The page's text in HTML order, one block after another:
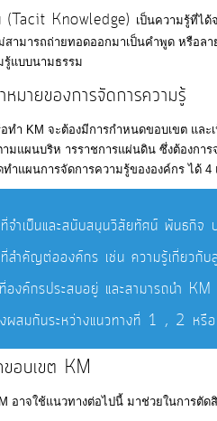
(Tacit Knowledge) เป็นความรู้ที่ไ
ม่สามารถถ่ายทอดออกมาเป็นคำพูด หรื
รู้แบบนามธรรม
หมายของการจัดการความรู้
KM จะต้องมีการกำหนดขอบเขต และเ
มแผนบริห ารราชการแผ่นดิน ซึ่งต้องกา
ทำแผนการจัดการความรู้ขององค์กร ได้ 4
ที่จำเป็นและสนับสนุนวิสัยทัศน์ พันธกิจ
ที่สำคัญต่อองค์กร เช่น ความรู้เกี่ยวกั
องค์กรประสบอยู่ และสามารถนำ KM
งผสมกันระหว่างแนวทางที่ 1 , 2 หรื
ขอบเขต KM
าจใช้แนวทางต่อไปนี้ มาช่วยในการตัด